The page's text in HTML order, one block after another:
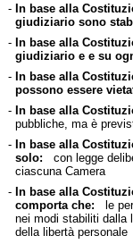
- In base alla
giudiziario sono
- In base alla
giudiziario e e su
- In base alla
possono essere
- In base alla
pubbliche, ma è
- In base alla
solo: con legge
ciascuna Camera
- In base alla
comporta che: le
nei modi stabiliti dalla
della libertà personale